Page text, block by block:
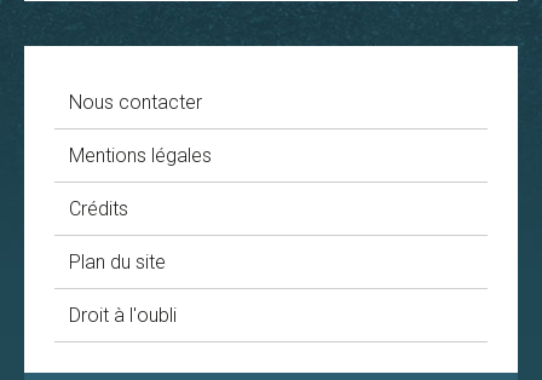
Nous contacter
Mentions légales
Crédits
Plan du site
Droit à l'oubli